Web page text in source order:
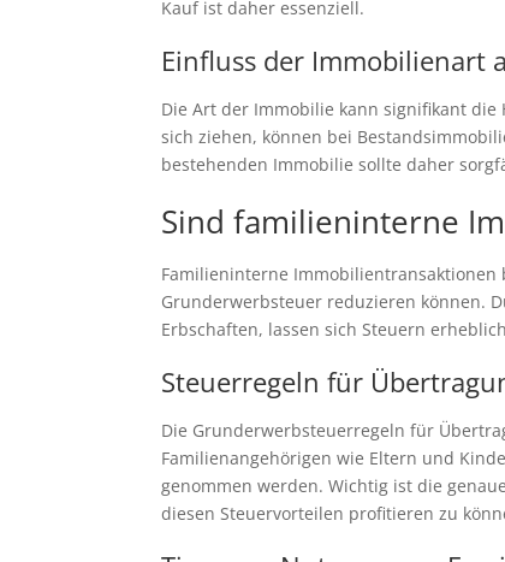
Kauf ist daher essenziell.
Einfluss der Immobilienart
Die Art der Immobilie kann signifikant
sich ziehen, können bei
bestehenden Immobilie sollte daher
Sind familieninterne
Familieninterne
Grunderwerbsteuer reduzieren können.
Erbschaften, lassen sich Steuern
Steuerregeln für
Die Grunderwerbsteuerregeln für
Familienangehörigen wie Eltern und
genommen werden. Wichtig ist die
diesen Steuervorteilen profitieren zu